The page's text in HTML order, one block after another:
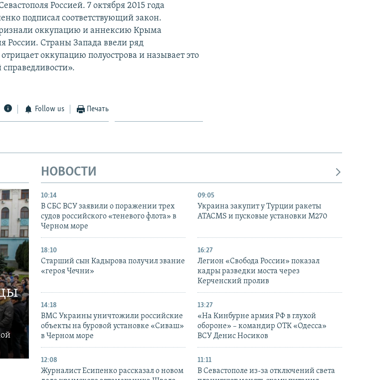
Россией. 7 октября 2015 года
подписал соответствующий закон.
оккупацию и аннексию Крыма
России. Страны Запада ввели ряд
оккупацию полуострова и называет это
Follow us Печать
НОВОСТИ
10:14
В СБС ВСУ заявили о поражении трех
судов российского «теневого флота» в
Черном море
09:05
Украина закупит у Турции ракеты
ATACMS и пусковые установки M270
18:10
Старший сын Кадырова получил звание
«героя Чечни»
16:27
Легион «Свобода России» показал
кадры разведки моста через
Керченский пролив
14:18
ВМС Украины уничтожили российские
объекты на буровой установке «Сиваш»
в Черном море
13:27
«На Кинбурне армия РФ в глухой
обороне» – командир ОТК «Одесса»
ВСУ Денис Носиков
12:08
Журналист Есипенко рассказал о новом
11:11
В Севастополе из-за отключений света